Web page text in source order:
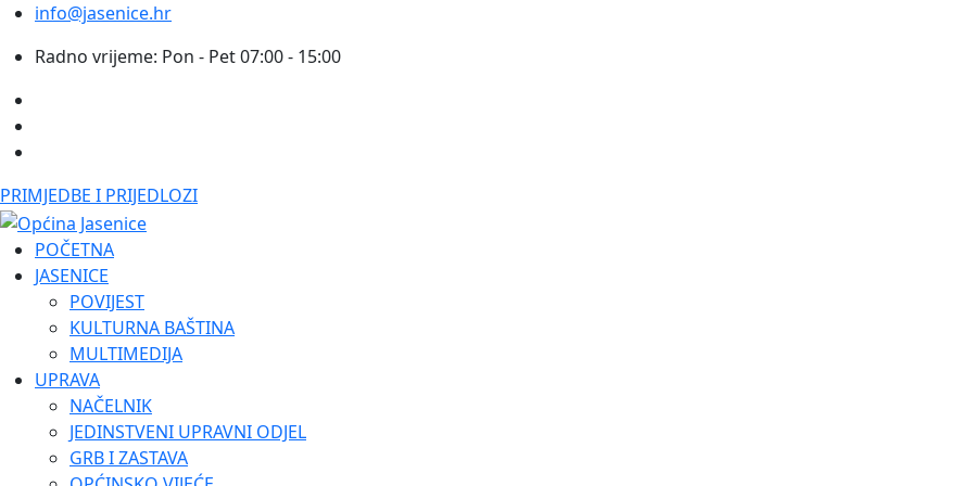
info@jasenice.hr
Radno vrijeme: Pon - Pet 07:00 - 15:00
PRIMJEDBE I PRIJEDLOZI
POČETNA
JASENICE
POVIJEST
KULTURNA BAŠTINA
MULTIMEDIJA
UPRAVA
NAČELNIK
JEDINSTVENI UPRAVNI ODJEL
GRB I ZASTAVA